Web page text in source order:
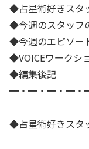
◆占星術好きスタ
◆今週のスタッフ
◆今週のエピソー
◆VOICEワークシ
◆編集後記
━・━・━・━
◆占星術好きスタ